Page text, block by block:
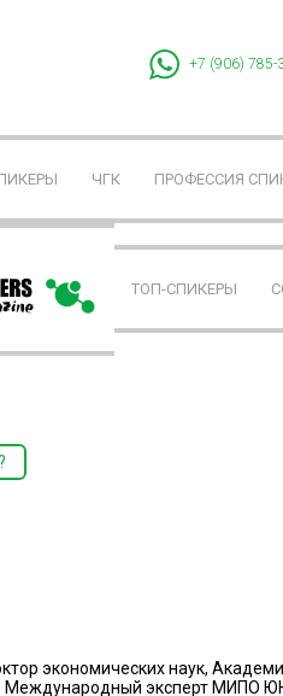
+7 (906) 785-
ЧГК ПРОФЕССИЯ
ТОП-СПИКЕРЫ
экономических наук,
Международный эксперт МИПО